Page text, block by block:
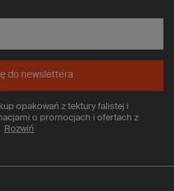
opakowań z tektury falistej i
o promocjach i ofertach z
Rozwiń
do newslettera